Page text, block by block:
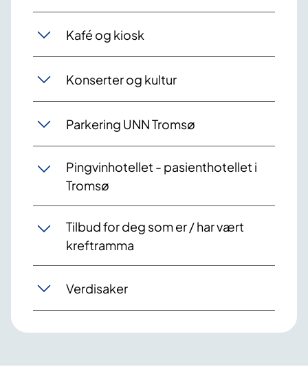
Kafé og kiosk
Konserter og kultur
Parkering UNN Tromsø
Pingvinhotellet - pasienthotellet i
Tromsø
Tilbud for deg som er / har vært
kreftramma
Verdisaker